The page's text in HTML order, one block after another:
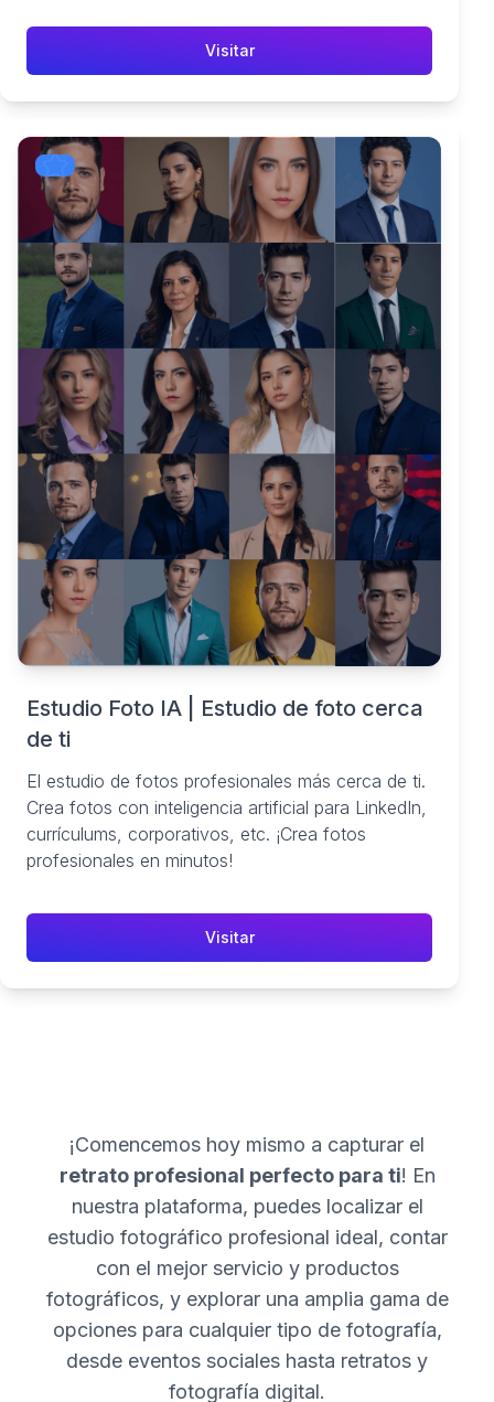
Visitar
Estudio Foto IA | Estudio de foto cerca
de ti
El estudio de fotos profesionales más cerca de ti.
Crea fotos con inteligencia artificial para LinkedIn,
currículums, corporativos, etc. ¡Crea fotos
profesionales en minutos!
Visitar
¡Comencemos hoy mismo a capturar el
retrato profesional perfecto para ti! En
nuestra plataforma, puedes localizar el
estudio fotográfico profesional ideal, contar
con el mejor servicio y productos
fotográficos, y explorar una amplia gama de
opciones para cualquier tipo de fotografía,
desde eventos sociales hasta retratos y
fotografía digital.